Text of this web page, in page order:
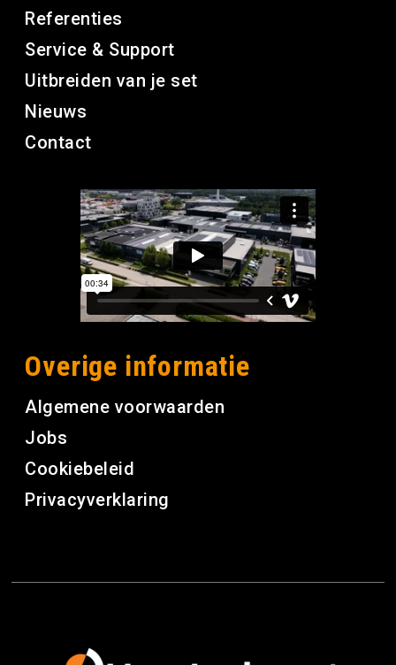
Referenties
Service & Support
Uitbreiden van je set
Nieuws
Contact
Overige informatie
Algemene voorwaarden
Jobs
Cookiebeleid
Privacyverklaring